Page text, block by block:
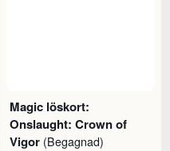
Magic löskort:
Onslaught: Crown of
Vigor (Begagnad)